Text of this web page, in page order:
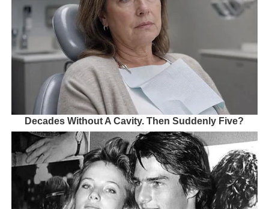
Decades Without A Cavity. Then Suddenly Five?